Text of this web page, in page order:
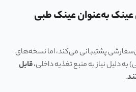
عینک به‌عنوان عینک طبی
پشتیبانی می‌کند، اما نسخه‌های
دلیل نیاز به منبع تغذیه داخلی،قابل
.